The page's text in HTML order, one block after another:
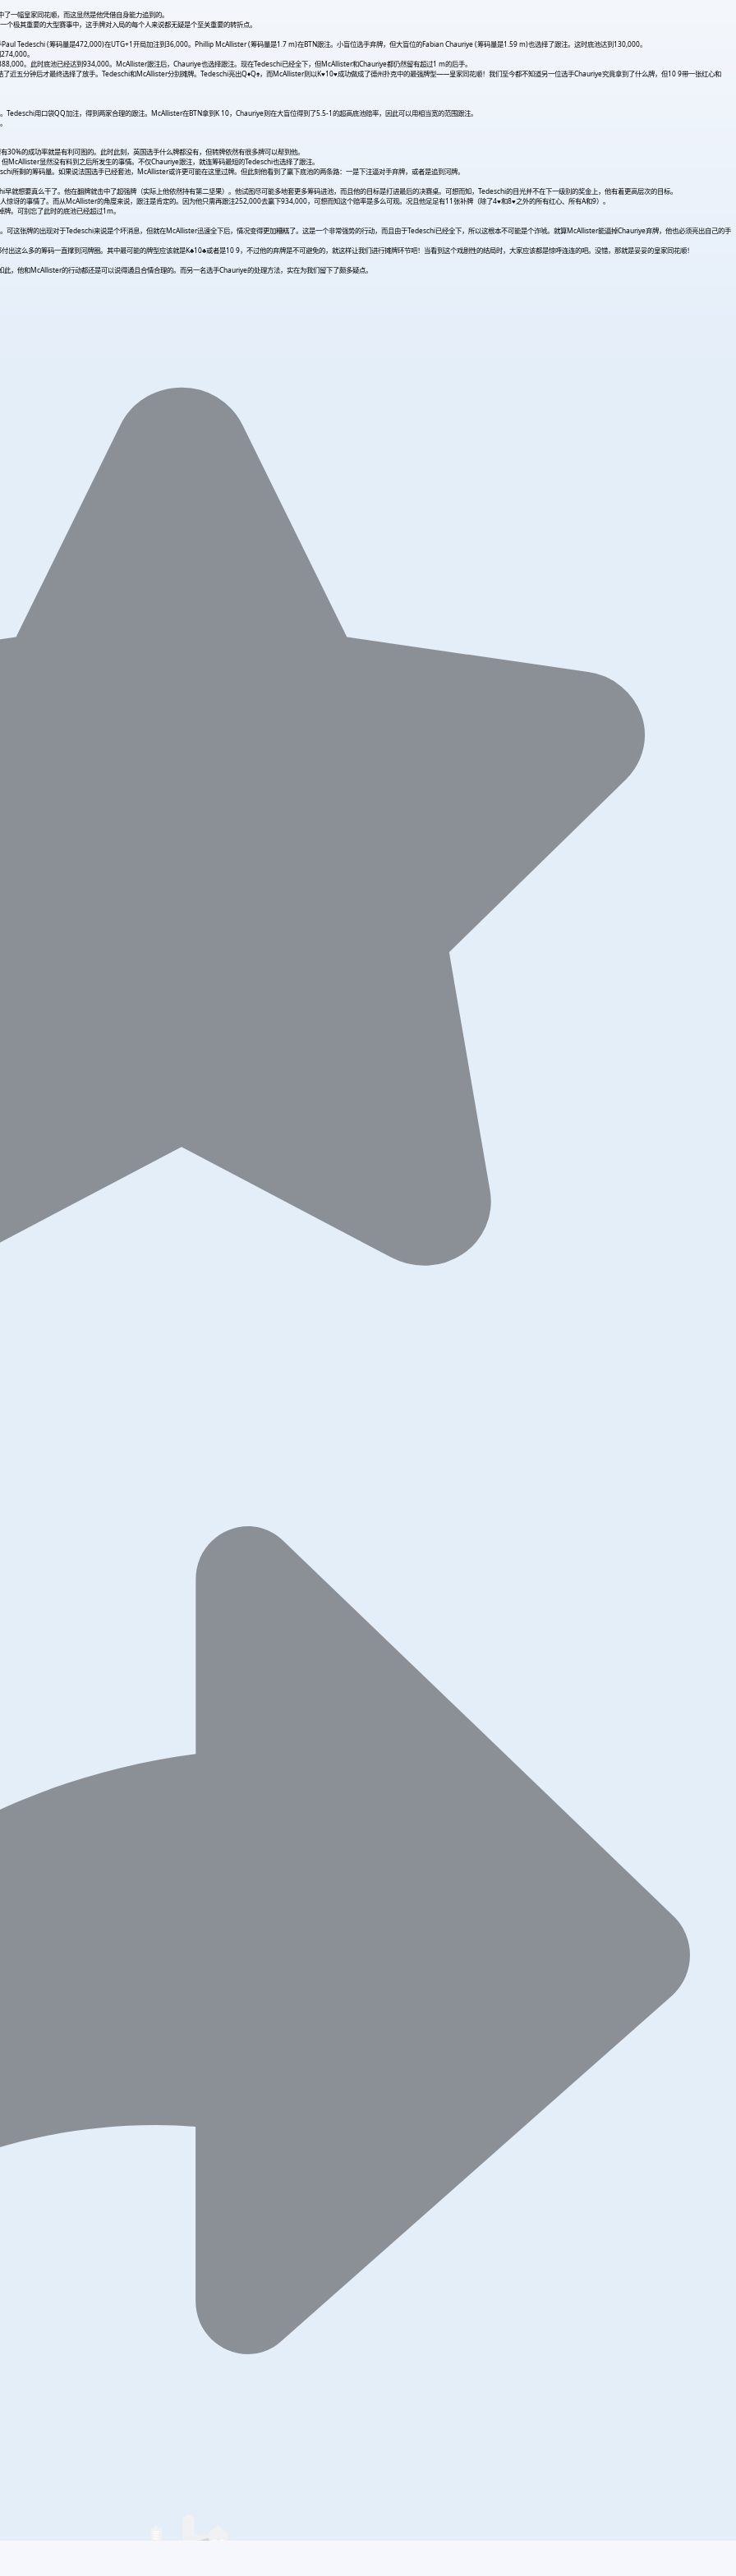
一幅皇家同花顺，而这显然是他凭借自身能力追到的。
极其重要的大型赛事中，这手牌对入局的每个人来说都无疑是个至关重要的转折点。
Tedeschi (筹码量是472,000)在UTG+1开局加注到36,000。Phillip McAllister (筹码量是1.7 m)在BTN跟注。小盲位选手弃牌，但大盲位的Fabian Chauriye (筹码量是1.59 m)也选择了跟注。这时底池达到130,000。
。
。此时底池已经达到934,000。McAllister跟注后，Chauriye也选择跟注。现在Tedeschi已经全下，但McAllister和Chauriye都仍然留有超过1 m的后手。
近五分钟后才最终选择了放手。Tedeschi和McAllister分别摊牌。Tedeschi亮出Q♦Q♠，而McAllister则以K♥10♥成功做成了德州扑克中的最强牌型——皇家同花顺！我们至今都不知道另一位选手Chauriye究竟拿到了什么牌，但10 9带一张红心和
用口袋QQ加注，得到两家合理的跟注。McAllister在BTN拿到K 10，Chauriye则在大盲位得到了5.5-1的超高底池赔率，因此可以用相当宽的范围跟注。
的成功率就是有利可图的。此时此刻，英国选手什么牌都没有，但转牌依然有很多牌可以帮到他。
McAllister显然没有料到之后所发生的事情。不仅Chauriye跟注，就连筹码最短的Tedeschi也选择了跟注。
剩的筹码量。如果说法国选手已经套池，McAllister或许更可能在这里过牌。但此刻他看到了赢下底池的两条路：一是下注逼对手弃牌，或者是追到河牌。
想要真么干了。他在翻牌就击中了超强牌（实际上他依然持有第二坚果）。他试图尽可能多地套更多筹码进池，而且他的目标是打进最后的决赛桌。可想而知，Tedeschi的目光并不在下一级别的奖金上，他有着更高层次的目标。
惊讶的事情了。而从McAllister的角度来说，跟注是肯定的。因为他只需再跟注252,000去赢下934,000，可想而知这个赔率是多么可观。况且他足足有11张补牌（除了4♥和8♥之外的所有红心、所有A和9）。
。可别忘了此时的底池已经超过1m。
这张牌的出现对于Tedeschi来说是个坏消息，但就在McAllister迅速全下后，情况变得更加糟糕了。这是一个非常强势的行动，而且由于Tedeschi已经全下，所以这根本不可能是个诈唬。就算McAllister能逼掉Chauriye弃牌，他也必须亮出自己的手
这么多的筹码一直撑到河牌圈。其中最可能的牌型应该就是K♣10♣或者是10 9，不过他的弃牌是不可避免的，就这样让我们进行摊牌环节吧！当看到这个戏剧性的结局时，大家应该都是惊呼连连的吧。没错，那就是妥妥的皇家同花顺！
他和McAllister的行动都还是可以说得通且合情合理的。而另一名选手Chauriye的处理方法，实在为我们留下了颇多疑点。